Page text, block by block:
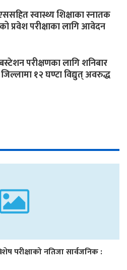
स्वास्थ्य शिक्षाका स्नातक
प्रवेश परीक्षाका लागि आवेदन
परीक्षणका लागि शनिबार
१२ घण्टा विद्युत् अवरुद्ध
परीक्षाको नतिजा सार्वजनिक :